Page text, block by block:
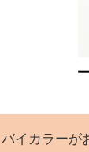
バイカラーが